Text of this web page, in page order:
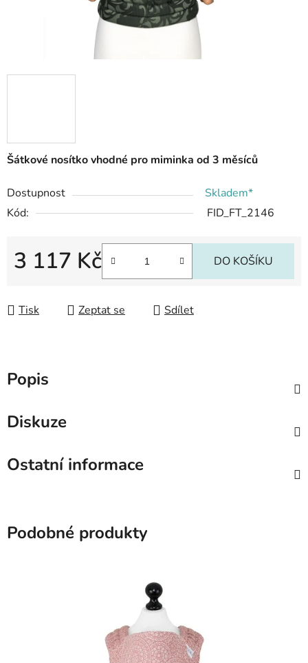
Šátkové nosítko vhodné pro miminka od 3 měsíců
Dostupnost
Skladem*
Kód:
FID_FT_2146
3 117 Kč DO KOŠÍKU
Tisk Zeptat se Sdílet
Popis
Diskuze
Ostatní informace
Podobné produkty